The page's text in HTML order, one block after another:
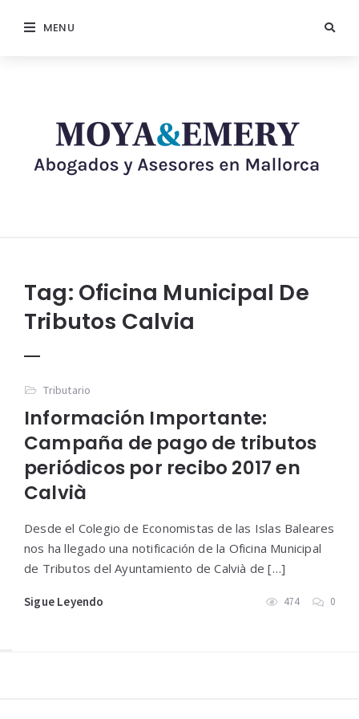
MENU
Tag: Oficina Municipal De
Tributos Calvia
Tributario
Información Importante:
Campaña de pago de tributos
periódicos por recibo 2017 en
Calvià
Desde el Colegio de Economistas de las Islas Baleares
nos ha llegado una notificación de la Oficina Municipal
de Tributos del Ayuntamiento de Calvià de […]
Sigue Leyendo 474 0